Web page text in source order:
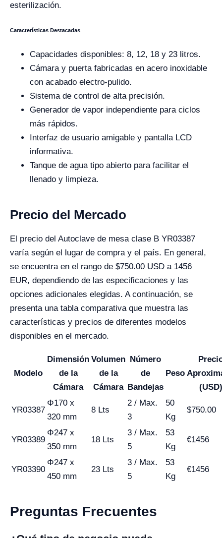
esterilización.
Características Destacadas
Capacidades disponibles: 8, 12, 18 y 23 litros.
Cámara y puerta fabricadas en acero inoxidable
con acabado electro-pulido.
Sistema de control de alta precisión.
Generador de vapor independiente para ciclos
más rápidos.
Interfaz de usuario amigable y pantalla LCD
informativa.
Tanque de agua tipo abierto para facilitar el
llenado y limpieza.
Precio del Mercado
El precio del Autoclave de mesa clase B YR03387
varía según el lugar de compra y el país. En general,
se encuentra en el rango de $750.00 USD a 1456
EUR, dependiendo de las especificaciones y las
opciones adicionales elegidas. A continuación, se
presenta una tabla comparativa que muestra las
características y precios de diferentes modelos
disponibles en el mercado.
Modelo
Dimensión
de la
Cámara
Volumen
de la
Cámara
Número
de
Bandejas
Peso
(USD)
YR03387
Φ170 x
320 mm
8 Lts
2 / Max.
3
50
Kg
$750.00
YR03389
Φ247 x
350 mm
18 Lts
3 / Max.
5
53
Kg
€1456
YR03390
Φ247 x
450 mm
23 Lts
3 / Max.
5
53
Kg
€1456
Preguntas Frecuentes